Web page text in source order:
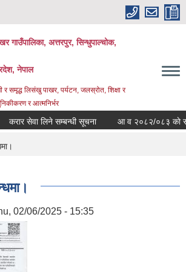
गाउँपालिका, अत्तरपुर, सिन्धुपाल्चोक,
नेपाल
समृद्ध लिसंखु पाखर, पर्यटन, जलस्रोत, शिक्षा र
र आत्मनिर्भर
करार सेवा लिने सम्बन्धी सूचना आ व २०८२/०८३ काे
02/06/2025 - 15:35